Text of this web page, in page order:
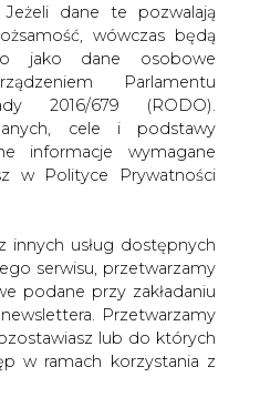
dane te pozwalają
wówczas będą
jako dane osobowe
Parlamentu
2016/679 (RODO).
cele i podstawy
informacje wymagane
w Polityce Prywatności
innych usług dostępnych
serwisu, przetwarzamy
podane przy zakładaniu
Przetwarzamy
lub do których
w ramach korzystania z
Ziółkowski:
problemy w energetyce